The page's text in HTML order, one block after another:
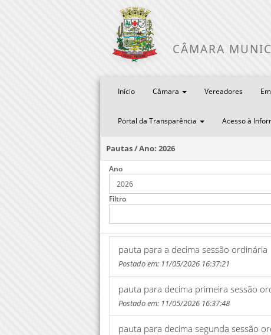
CÂMARA
Início Câmara Vereadores
Portal da Transparência Acesso à
Pautas / Ano: 2026
Ano
Filtro
pauta para a decima sessão ordinária
Postado em: 11/05/2026 16:37:21
pauta para decima primeira sessão
Postado em: 11/05/2026 16:37:48
pauta para decima segunda sessão